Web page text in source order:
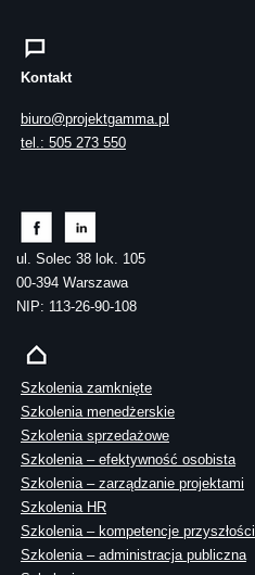
Kontakt
biuro@projektgamma.pl
tel.: 505 273 550
ul. Solec 38 lok. 105
00-394 Warszawa
NIP: 113-26-90-108
Szkolenia zamknięte
Szkolenia menedżerskie
Szkolenia sprzedażowe
Szkolenia – efektywność osobista
Szkolenia – zarządzanie projektami
Szkolenia HR
Szkolenia – kompetencje przyszłości
Szkolenia – administracja publiczna